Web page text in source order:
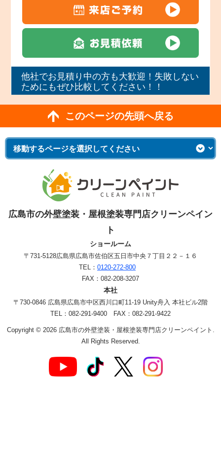
他社でお見積り中の方も大歓迎！失敗しない
ためにもぜひ比較してください！！
このページの先頭へ戻る
広島市の外壁塗装・屋根塗装専門店クリーンペイン
ト
ショールーム
〒731-5128広島県広島市佐伯区五日市中央７丁目２２－１６
TEL： 0120-272-800
FAX：082-208-3207
本社
〒730-0846 広島県広島市中区西川口町11-19 Unity舟入 本社ビル2階
TEL：082-291-9400 FAX：082-291-9422
Copyright © 2026 広島市の外壁塗装・屋根塗装専門店クリーンペイント.
All Rights Reserved.